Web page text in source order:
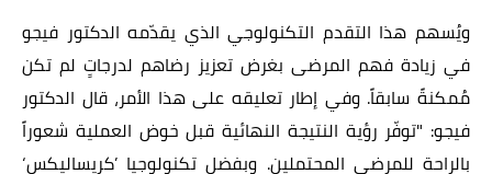
ويُسهم هذا التقدم التكنولوجي الذي يقدّمه الدكتور فيجو
في زيادة فهم المرضى بغرض تعزيز رضاهم لدرجاتٍ لم تكن
مُمكنةً سابقاً. وفي إطار تعليقه على هذا الأمر، قال الدكتور
فيجو: "توفّر رؤية النتيجة النهائية قبل خوض العملية شعوراً
بالراحة للمرضى المحتملين. وبفضل تكنولوجيا ’كريساليكس‘